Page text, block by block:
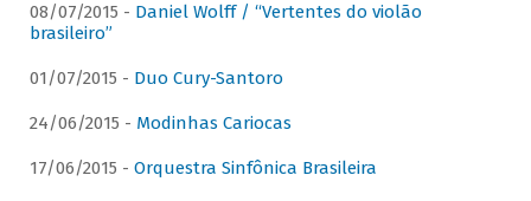
08/07/2015 - Daniel Wolff / “Vertentes do violão
brasileiro”
01/07/2015 - Duo Cury-Santoro
24/06/2015 - Modinhas Cariocas
17/06/2015 - Orquestra Sinfônica Brasileira